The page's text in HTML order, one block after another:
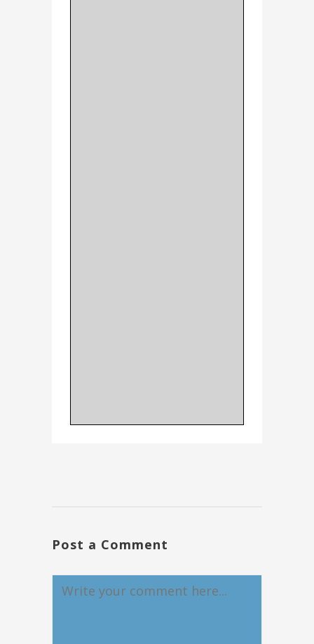
Post a Comment